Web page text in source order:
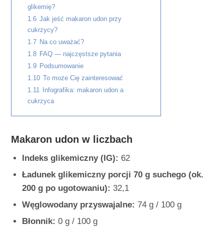
glikemię?
1.6 Jak jeść makaron udon przy
cukrzycy?
1.7 Na co uważać?
1.8 FAQ — najczęstsze pytania
1.9 Podsumowanie
1.10
To może Cię zainteresować
1.11
Infografika: makaron udon a
cukrzyca
Makaron udon w liczbach
Indeks glikemiczny (IG): 62
Ładunek glikemiczny porcji 70 g suchego (ok.
200 g po ugotowaniu): 32,1
Węglowodany przyswajalne: 74 g / 100 g
Błonnik: 0 g / 100 g